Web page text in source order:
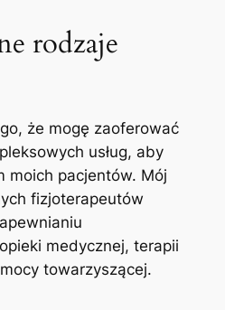
rodzaje
że mogę zaoferować
usług, aby
moich pacjentów. Mój
fizjoterapeutów
medycznej, terapii
towarzyszącej.